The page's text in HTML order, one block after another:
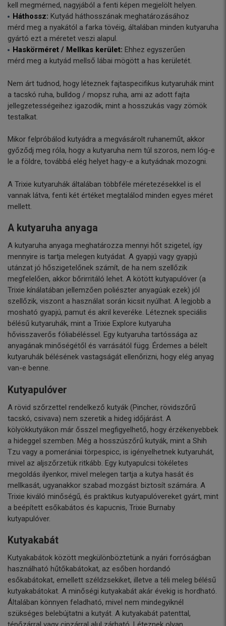
kell megmérned, nagyjából a fenti képen megjelölt helyen.
Háthossz: Kutyád háthosszának meghatározásához
mérd meg a nyakától a farka tövéig, általában minden kutyaruha
gyártó ezt a méretet veszi alapul.
Haskörméret / Mellkas kerület: Ehhez egyszerűen
mérd meg a kutyád mellső lábai mögött a has kerületét.
Nem árt tudnod, hogy léteznek fajtaspecifikus kutyaruhák mint
a tacskó ruha, bulldog / mopsz ruha, ami az adott fajta
jellegzetességeihez igazodik, mint a hosszukás vagy zömök
testalkat.
Mikor felpróbálod kutyádra a megvásárolt ruhaneműt, akkor
győződj meg róla, hogy a kutyaruha nem túl szoros, nem lóg-e
le a földre, továbbá elég helyet hagy-e a kutyádnak mozogni.
A Trixie kutyaruhák általában többféle méretezésekkel is el
vannak látva, fenti két értéket megtalálod minden egyes méret
mellett.
A kutyaruha anyaga
A kutyaruha anyaga meghatározza mennyi hőt szigetel, így
mennyire is tartja melegen kutyádat. A gyapjú vagy gyapjú
utánzat jó hőszigetelőnek számít, de ha nem szellőzik
megfelelően, akkor bőrirritáló lehet. A kötött kutyapulóver (a
Trixie kínálatában jellemzően poliészter anyagúak ezek) jól
szellőzik, viszont a használat során kicsit nyúlhat. A legjobb a
mosható gyapjú, pamut és akril keveréke. Léteznek speciális
bélésű kutyaruhák, mint a Trixie Explore kutyaruha
hővisszaverős fóliabéléssel. Egy kutyaruha tartóssága az
anyagának minőségétől és varrásától függ. Érdemes a bélelt
kutyaruhák bélésének vastagságát ellenőrizni, hogy elég anyag
van-e benne.
Kutyapulóver
A rövid szőrzettel rendelkező kutyák (Pincher, rövidszőrű
tacskó, csivava) nem szeretik a hideg időjárást. A
kölyökkutyákon már ősszel megfigyelhető, hogy érzékenyebbek
a hideggel szemben. Még a hosszúszőrű kutyák, mint a Shih
Tzu vagy a pomerániai törpespicc, is igényelhetnek kutyaruhát,
mivel az aljszőrzetük ritkább. Egy kutyapulcsi tökéletes
megoldás ilyenkor, mivel melegen tartja a kutya hasát és
mellkasát, ugyanakkor szabad mozgást biztosít számára. A
Trixie kiváló minőségű, és praktikus kutyapulóvereket gyárt, mint
a beépített esőkabátos és kapucnis, Trixie Burnaby
kutyapulóver.
Kutyakabát
Kutyakabátok között megkülönböztetünk a nyári forróságban
használható hűtőkabátokat, az esőben hordandó
esőkabátokat, emellett széldzsekiket, illetve a téli meleg bélésű
kutyakabátokat. A minőségi kutyakabát akár évekig is hordható.
Általában könnyen feladható, mivel nem mindegyiknél
szükséges belebújtatni a kutyát. A kutyakabát patenttal,